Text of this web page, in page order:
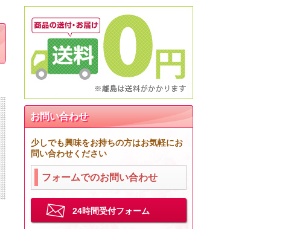
お問い合わせ
少しでも興味をお持ちの方はお気軽にお
問い合わせください
フォームでのお問い合わせ
24時間受付フォーム